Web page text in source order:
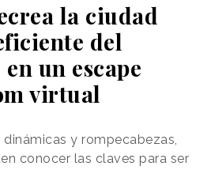
la ciudad
del
un escape
virtual
y rompecabezas,
conocer las claves para ser